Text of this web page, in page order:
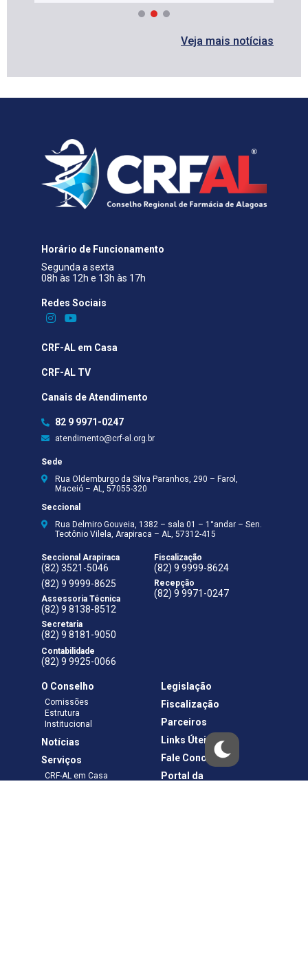
Veja mais notícias
Horário de Funcionamento
Segunda a sexta
08h às 12h e 13h às 17h
Redes Sociais​
CRF-AL em Casa
CRF-AL TV
Canais de Atendimento
82 9 9971-0247
atendimento@crf-al.org.br
Sede
Rua Oldemburgo da Silva Paranhos, 290 – Farol,
Maceió – AL, 57055-320
Seccional
Rua Delmiro Gouveia, 1382 – sala 01 – 1°andar – Sen.
Teotônio Vilela, Arapiraca – AL, 57312-415
Seccional Arapiraca
(82) 3521-5046
(82) 9 9999-8625
Assessoria Técnica
(82) 9 8138-8512
Secretaria
(82) 9 8181-9050
Contabilidade
(82) 9 9925-0066
Fiscalização
(82) 9 9999-8624
Recepção
(82) 9 9971-0247
O Conselho
Comissões
Estrutura
Institucional
Notícias
Serviços
CRF-AL em Casa
Legislação
Fiscalização
Parceiros
Links Úteis
Fale Conosco
Portal da